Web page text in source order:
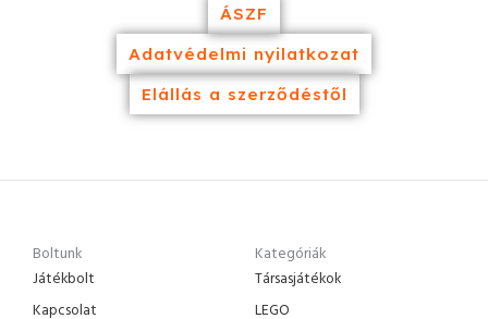
ÁSZF
Adatvédelmi nyilatkozat
Elállás a szerződéstől
Boltunk
Játékbolt
Kapcsolat
Kategóriák
Társasjátékok
LEGO